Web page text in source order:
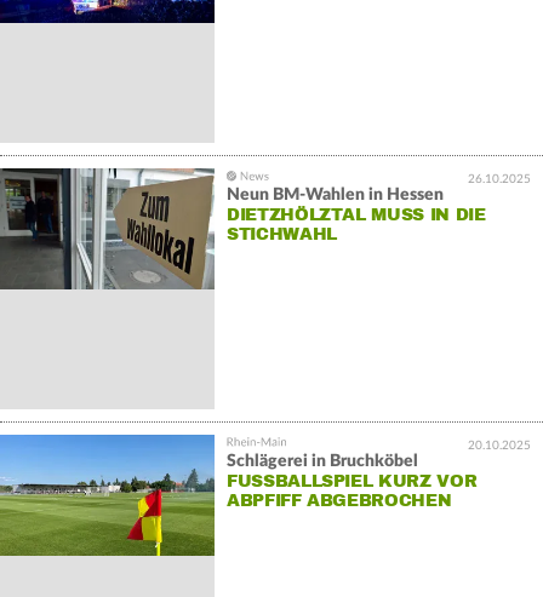
26.10.2025
Neun BM-Wahlen in Hessen
DIETZHÖLZTAL MUSS IN DIE
STICHWAHL
20.10.2025
Schlägerei in Bruchköbel
FUSSBALLSPIEL KURZ VOR A
BPFIFF ABGEBROCHEN